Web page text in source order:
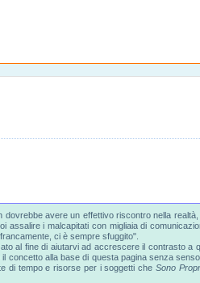
avere un effettivo riscontro nella
i malcapitati con migliaia di
ci è sempre sfuggito".
al fine di aiutarvi ad accrescere il contrasto a
alla base di questa pagina senza
di tempo e risorse per i soggetti che Sono